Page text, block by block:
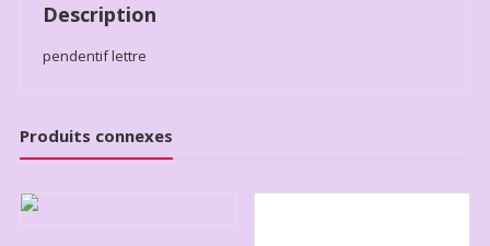
Description
pendentif lettre
Produits connexes